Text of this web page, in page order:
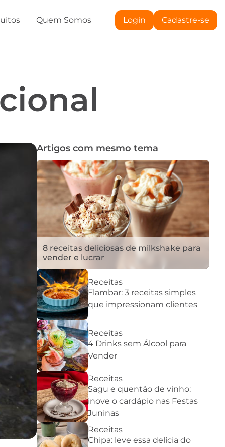
Quem Somos Login Cadastre-se
Artigos com mesmo tema
8 receitas deliciosas de milkshake para
vender e lucrar
Receitas
Flambar: 3 receitas simples
que impressionam clientes
Receitas
4 Drinks sem Álcool para
Vender
Receitas
Sagu e quentão de vinho:
inove o cardápio nas Festas
Juninas
Receitas
Chipa: leve essa delícia do